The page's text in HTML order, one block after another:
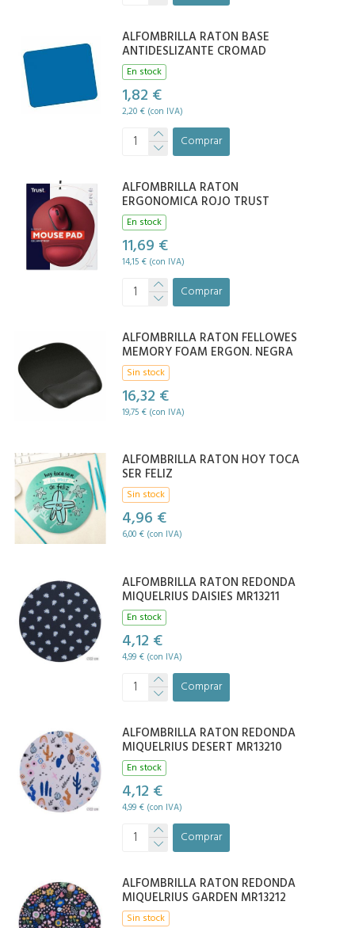
ALFOMBRILLA RATON BASE
ANTIDESLIZANTE CROMAD
En stock
1,82 €
2,20 € (con IVA)
Comprar
ALFOMBRILLA RATON
ERGONOMICA ROJO TRUST
En stock
11,69 €
14,15 € (con IVA)
Comprar
ALFOMBRILLA RATON FELLOWES
MEMORY FOAM ERGON. NEGRA
Sin stock
16,32 €
19,75 € (con IVA)
ALFOMBRILLA RATON HOY TOCA
SER FELIZ
Sin stock
4,96 €
6,00 € (con IVA)
ALFOMBRILLA RATON REDONDA
MIQUELRIUS DAISIES MR13211
En stock
4,12 €
4,99 € (con IVA)
Comprar
ALFOMBRILLA RATON REDONDA
MIQUELRIUS DESERT MR13210
En stock
4,12 €
4,99 € (con IVA)
Comprar
ALFOMBRILLA RATON REDONDA
MIQUELRIUS GARDEN MR13212
Sin stock